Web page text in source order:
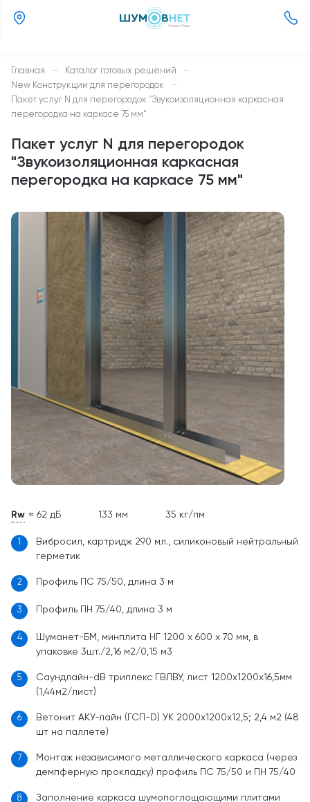
Главная — Каталог готовых решений —
New Конструкции для перегородок —
Пакет услуг N для перегородок "Звукоизоляционная каркасная
перегородка на каркасе 75 мм"
Пакет услуг N для перегородок
"Звукоизоляционная каркасная
перегородка на каркасе 75 мм"
Rw ≈ 62 дБ 133 мм 35 кг/пм
1
Вибросил, картридж 290 мл., силиконовый нейтральный
герметик
2 Профиль ПC 75/50, длина 3 м
3 Профиль ПН 75/40, длина 3 м
4
Шуманет-БМ, минплита НГ 1200 х 600 х 70 мм, в
упаковке 3шт./2,16 м2/0,15 м3
5
Саундлайн-dB триплекс ГВЛВУ, лист 1200х1200х16,5мм
(1,44м2/лист)
6
Ветонит АКУ-лайн (ГСП-D) УК 2000х1200х12,5; 2,4 м2 (48
шт на паллете)
7
Монтаж независимого металлического каркаса (через
демпферную прокладку) профиль ПС 75/50 и ПН 75/40
8
Заполнение каркаса шумопоглощающими плитами